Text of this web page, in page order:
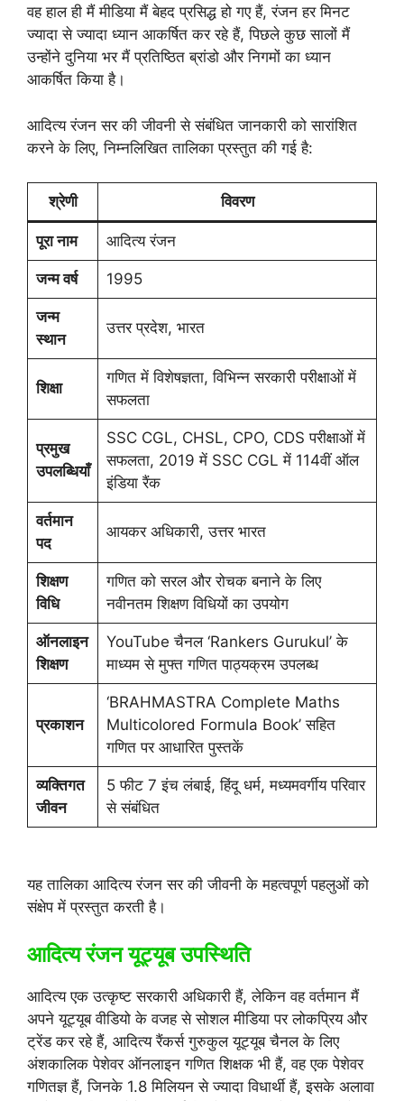
वह हाल ही मैं मीडिया मैं बेहद प्रसिद्ध हो गए हैं, रंजन हर मिनट
ज्यादा से ज्यादा ध्यान आकर्षित कर रहे हैं, पिछले कुछ सालों मैं
उन्होंने दुनिया भर मैं प्रतिष्ठित ब्रांडो और निगमों का ध्यान
आकर्षित किया है।
आदित्य रंजन सर की जीवनी से संबंधित जानकारी को सारांशित
करने के लिए, निम्नलिखित तालिका प्रस्तुत की गई है:
श्रेणी विवरण
पूरा नाम आदित्य रंजन
जन्म वर्ष 1995
जन्म
स्थान
उत्तर प्रदेश, भारत
शिक्षा
गणित में विशेषज्ञता, विभिन्न सरकारी परीक्षाओं में
सफलता
प्रमुख
उपलब्धियाँ
SSC CGL, CHSL, CPO, CDS परीक्षाओं में
सफलता, 2019 में SSC CGL में 114वीं ऑल
इंडिया रैंक
वर्तमान
पद
आयकर अधिकारी, उत्तर भारत
शिक्षण
विधि
गणित को सरल और रोचक बनाने के लिए
नवीनतम शिक्षण विधियों का उपयोग
ऑनलाइन
शिक्षण
YouTube चैनल ‘Rankers Gurukul’ के
माध्यम से मुफ्त गणित पाठ्यक्रम उपलब्ध
प्रकाशन
‘BRAHMASTRA Complete Maths
Multicolored Formula Book’ सहित
गणित पर आधारित पुस्तकें
व्यक्तिगत
जीवन
5 फीट 7 इंच लंबाई, हिंदू धर्म, मध्यमवर्गीय परिवार
से संबंधित
यह तालिका आदित्य रंजन सर की जीवनी के महत्वपूर्ण पहलुओं को
संक्षेप में प्रस्तुत करती है।
आदित्य रंजन यूट्यूब उपस्थिति
आदित्य एक उत्कृष्ट सरकारी अधिकारी हैं, लेकिन वह वर्तमान मैं
अपने यूट्यूब वीडियो के वजह से सोशल मीडिया पर लोकप्रिय और
ट्रेंड कर रहे हैं, आदित्य रैंकर्स गुरुकुल यूट्यूब चैनल के लिए
अंशकालिक पेशेवर ऑनलाइन गणित शिक्षक भी हैं, वह एक पेशेवर
गणितज्ञ हैं, जिनके 1.8 मिलियन से ज्यादा विधार्थी हैं, इसके अलावा